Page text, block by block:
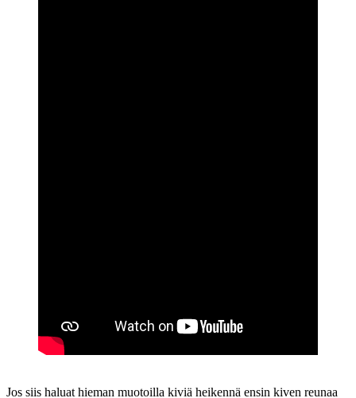
Jos siis haluat hieman muotoilla kiviä heikennä ensin kiven reunaa